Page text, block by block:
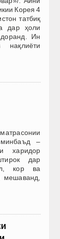
Корея 4
татбиқ
дар ҳоли
Ин
–
харидор
дар
кор ва
мешаванд,